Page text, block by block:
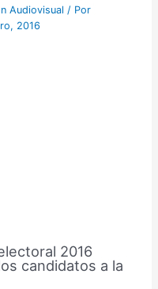
Audiovisual / Por
2016
2016
candidatos a la